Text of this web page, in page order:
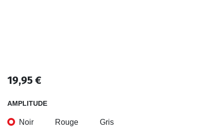
19,95€
AMPLITUDE
Noir Rouge Gris